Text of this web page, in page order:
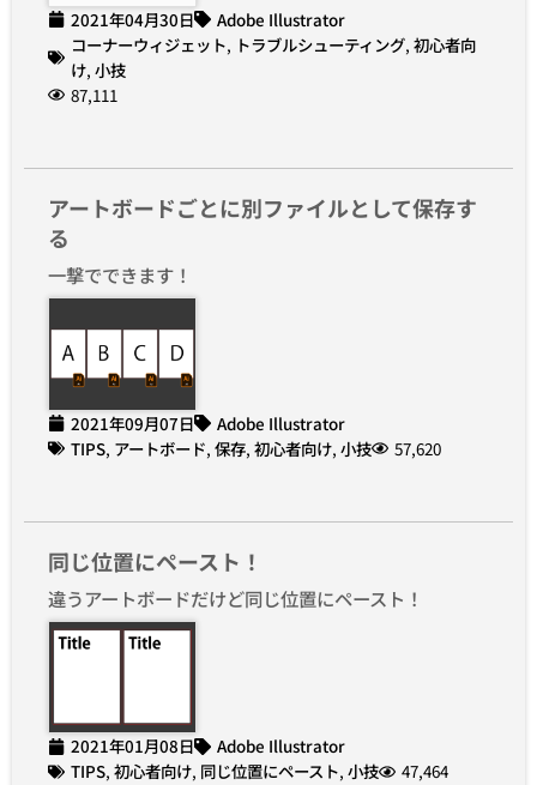
2021年04月30日
Adobe Illustrator
コーナーウィジェット, トラブルシューティング, 初心者向
け, 小技
87,111
アートボードごとに別ファイルとして保存す
る
一撃でできます！
2021年09月07日
Adobe Illustrator
TIPS, アートボード, 保存, 初心者向け, 小技 57,620
同じ位置にペースト！
違うアートボードだけど同じ位置にペースト！
2021年01月08日
Adobe Illustrator
TIPS, 初心者向け, 同じ位置にペースト, 小技 47,464